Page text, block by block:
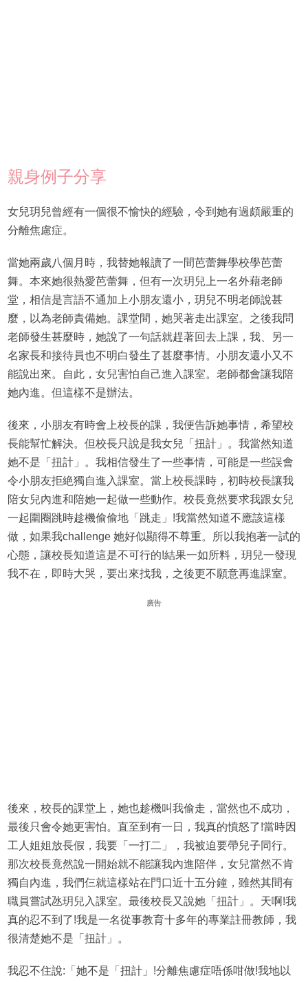
親身例子分享
女兒玥兒曾經有一個很不愉快的經驗，令到她有過頗嚴重的
分離焦慮症。
當她兩歲八個月時，我替她報讀了一間芭蕾舞學校學芭蕾
舞。本來她很熱愛芭蕾舞，但有一次玥兒上一名外藉老師
堂，相信是言語不通加上小朋友還小，玥兒不明老師說甚
麼，以為老師責備她。課堂間，她哭著走出課室。之後我問
老師發生甚麼時，她說了一句話就趕著回去上課，我、另一
名家長和接待員也不明白發生了甚麼事情。小朋友還小又不
能說出來。自此，女兒害怕自己進入課室。老師都會讓我陪
她內進。但這樣不是辦法。
後來，小朋友有時會上校長的課，我便告訴她事情，希望校
長能幫忙解決。但校長只說是我女兒「扭計」。我當然知道
她不是「扭計」。我相信發生了一些事情，可能是一些誤會
令小朋友拒絶獨自進入課室。當上校長課時，初時校長讓我
陪女兒內進和陪她一起做一些動作。校長竟然要求我跟女兒
一起圍圈跳時趁機偷偷地「跳走」!我當然知道不應該這樣
做，如果我challenge 她好似顯得不尊重。所以我抱著一試的
心態，讓校長知道這是不可行的!結果一如所料，玥兒一發現
我不在，即時大哭，要出來找我，之後更不願意再進課室。
廣告
後來，校長的課堂上，她也趁機叫我偷走，當然也不成功，
最後只會令她更害怕。直至到有一日，我真的憤怒了!當時因
工人姐姐放長假，我要「一打二」，我被迫要帶兒子同行。
那次校長竟然說一開始就不能讓我內進陪伴，女兒當然不肯
獨自內進，我們仨就這樣站在門口近十五分鐘，雖然其間有
職員嘗試氹玥兒入課室。最後校長又說她「扭計」。天啊!我
真的忍不到了!我是一名從事教育十多年的專業註冊教師，我
很清楚她不是「扭計」。
我忍不住說:「她不是「扭計」!分離焦慮症唔係咁做!我地以